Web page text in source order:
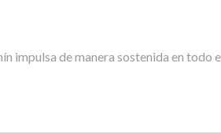
impulsa de manera sostenida en todo